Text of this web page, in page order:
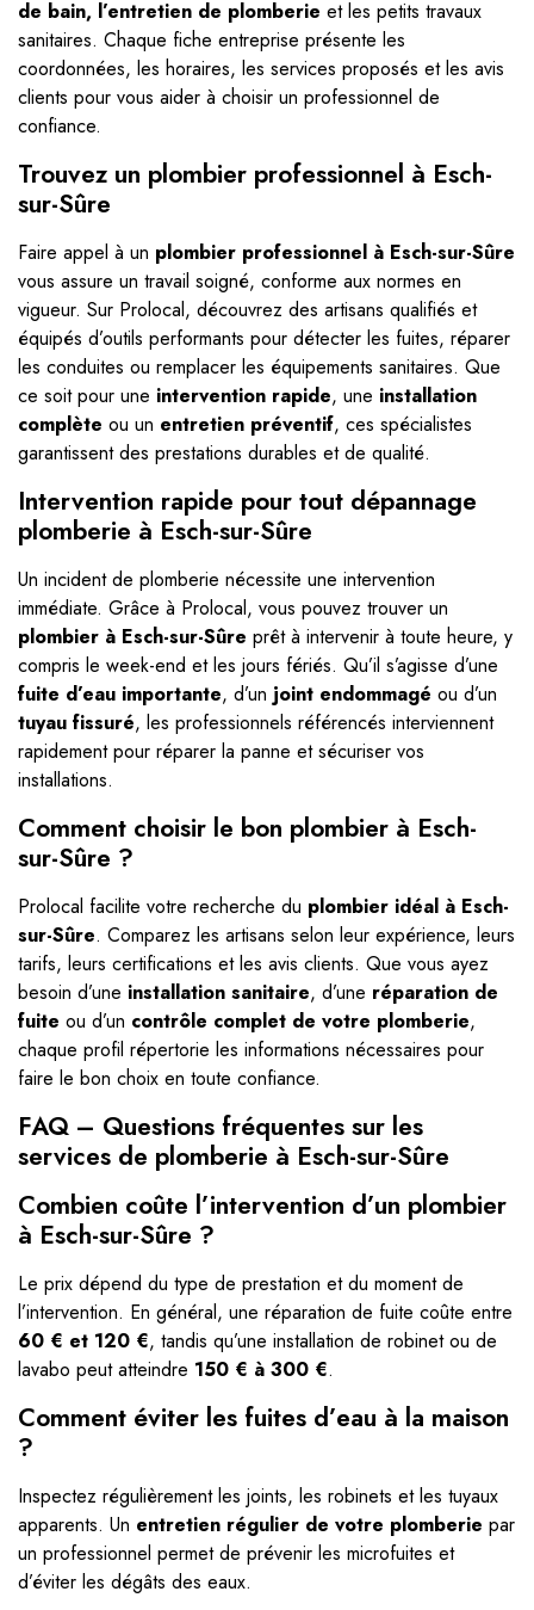
de bain, l’entretien de plomberie et les petits travaux
sanitaires. Chaque fiche entreprise présente les
coordonnées, les horaires, les services proposés et les avis
clients pour vous aider à choisir un professionnel de
confiance.
Trouvez un plombier professionnel à Esch-
sur-Sûre
Faire appel à un plombier professionnel à Esch-sur-Sûre
vous assure un travail soigné, conforme aux normes en
vigueur. Sur Prolocal, découvrez des artisans qualifiés et
équipés d’outils performants pour détecter les fuites, réparer
les conduites ou remplacer les équipements sanitaires. Que
ce soit pour une intervention rapide, une installation
complète ou un entretien préventif, ces spécialistes
garantissent des prestations durables et de qualité.
Intervention rapide pour tout dépannage
plomberie à Esch-sur-Sûre
Un incident de plomberie nécessite une intervention
immédiate. Grâce à Prolocal, vous pouvez trouver un
plombier à Esch-sur-Sûre prêt à intervenir à toute heure, y
compris le week-end et les jours fériés. Qu’il s’agisse d’une
fuite d’eau importante, d’un joint endommagé ou d’un
tuyau fissuré, les professionnels référencés interviennent
rapidement pour réparer la panne et sécuriser vos
installations.
Comment choisir le bon plombier à Esch-
sur-Sûre ?
Prolocal facilite votre recherche du plombier idéal à Esch-
sur-Sûre. Comparez les artisans selon leur expérience, leurs
tarifs, leurs certifications et les avis clients. Que vous ayez
besoin d’une installation sanitaire, d’une réparation de
fuite ou d’un contrôle complet de votre plomberie,
chaque profil répertorie les informations nécessaires pour
faire le bon choix en toute confiance.
FAQ – Questions fréquentes sur les
services de plomberie à Esch-sur-Sûre
Combien coûte l’intervention d’un plombier
à Esch-sur-Sûre ?
Le prix dépend du type de prestation et du moment de
l’intervention. En général, une réparation de fuite coûte entre
60 € et 120 €, tandis qu’une installation de robinet ou de
lavabo peut atteindre 150 € à 300 €.
Comment éviter les fuites d’eau à la maison
?
Inspectez régulièrement les joints, les robinets et les tuyaux
apparents. Un entretien régulier de votre plomberie par
un professionnel permet de prévenir les microfuites et
d’éviter les dégâts des eaux.